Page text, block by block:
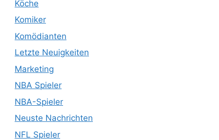
Köche
Komiker
Komödianten
Letzte Neuigkeiten
Marketing
NBA Spieler
NBA-Spieler
Neuste Nachrichten
NFL Spieler